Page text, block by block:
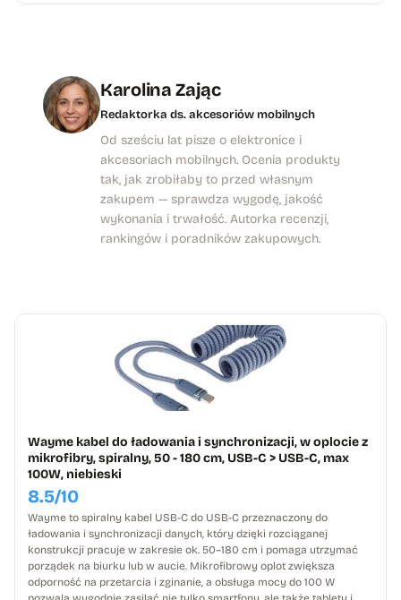
Karolina Zając
Redaktorka ds. akcesoriów mobilnych
Od sześciu lat pisze o elektronice i
akcesoriach mobilnych. Ocenia produkty
tak, jak zrobiłaby to przed własnym
zakupem — sprawdza wygodę, jakość
wykonania i trwałość. Autorka recenzji,
rankingów i poradników zakupowych.
Wayme kabel do ładowania i synchronizacji, w oplocie z
mikrofibry, spiralny, 50 - 180 cm, USB-C > USB-C, max
100W, niebieski
8.5/10
Wayme to spiralny kabel USB-C do USB-C przeznaczony do
ładowania i synchronizacji danych, który dzięki rozciąganej
konstrukcji pracuje w zakresie ok. 50–180 cm i pomaga utrzymać
porządek na biurku lub w aucie. Mikrofibrowy oplot zwiększa
odporność na przetarcia i zginanie, a obsługa mocy do 100 W